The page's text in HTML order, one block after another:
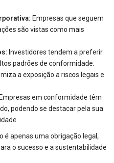
Empresas que seguem
são vistas como mais
Investidores tendem a preferir
padrões de conformidade.
a exposição a riscos legais e
Empresas em conformidade têm
podendo se destacar pela sua
é apenas uma obrigação legal,
o sucesso e a sustentabilidade